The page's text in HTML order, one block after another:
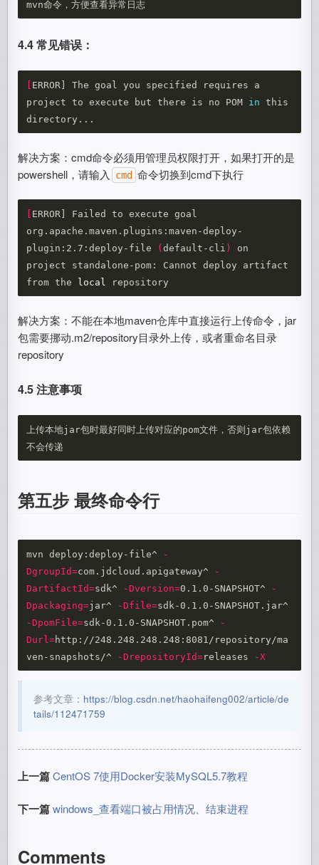
4.4 常见错误：
[ ERROR] The goal you specified requires a
project to execute but there is no POM in this
解决方案：cmd命令必须用管理员权限打开，如果打开的是
powershell，请输入
cmd 命令切换到cmd下执行
[ ERROR] Failed to execute goal
org.apache.maven.plugins:maven-deploy-
plugin:2.7:deploy-file
(default-cli )
on
project standalone-pom: Cannot deploy artifact
from the local
解决方案：不能在本地maven仓库中直接运行上传命令，jar
包需要挪动.m2/repository目录外上传，或者重命名目录
repository
4.5 注意事项
上传本地jar包时最好同时上传对应的pom文件，否则jar包依赖
第五步 最终命令行
mvn deploy:deploy-file^
-
DgroupId=com.jdcloud.apigateway^
-
DartifactId=sdk^ -Dversion=0.1.0-SNAPSHOT^
-
Dpackaging=jar^ -Dfile=
-DpomFile=sdk-0.1.0-SNAPSHOT.pom^
-
Durl=http://248.248.248.248:8081/repository/ma
ven-snapshots/^
-DrepositoryId=releases -X
参考文章： https://blog.csdn.net/haohaifeng002/article/de
tails/112471759
上一篇 CentOS 7使用Docker安装MySQL5.7教程
下一篇 windows_查看端口被占用情况、结束进程
Comments